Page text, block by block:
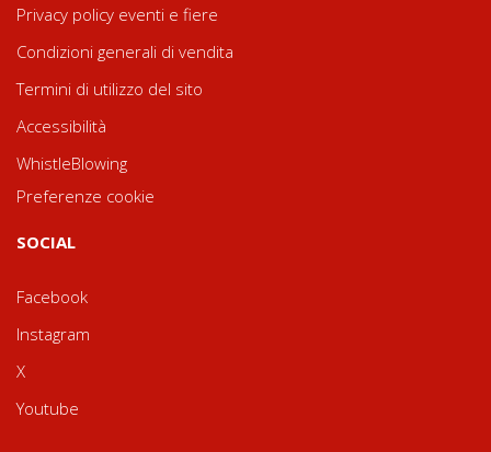
Privacy policy eventi e fiere
Condizioni generali di vendita
Termini di utilizzo del sito
Accessibilità
WhistleBlowing
Preferenze cookie
SOCIAL
Facebook
Instagram
X
Youtube